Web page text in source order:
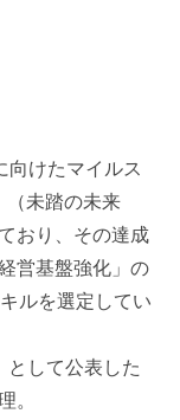
向けたマイルス
（未踏の未来
おり、その達成
営基盤強化」の
ルを選定してい
として公表した
。